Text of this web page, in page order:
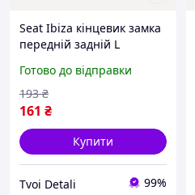
Seat Ibiza кінцевик замка
передній задній L
7L0839015 7L0839015D
4B0839015B 3D1837015
Готово до відправки
161 ₴
193 ₴
Купити
Tvoi Detali 99%